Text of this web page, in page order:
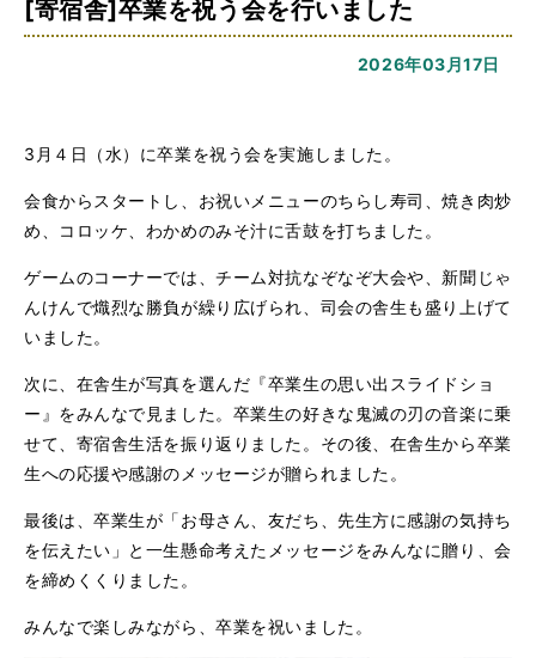
[寄宿舎]卒業を祝う会を行いました
2026年03月17日
3月４日（水）に卒業を祝う会を実施しました。
会食からスタートし、お祝いメニューのちらし寿司、焼き肉炒
め、コロッケ、わかめのみそ汁に舌鼓を打ちました。
ゲームのコーナーでは、チーム対抗なぞなぞ大会や、新聞じゃ
んけんで熾烈な勝負が繰り広げられ、司会の舎生も盛り上げて
いました。
次に、在舎生が写真を選んだ『卒業生の思い出スライドショ
ー』をみんなで見ました。卒業生の好きな鬼滅の刃の音楽に乗
せて、寄宿舎生活を振り返りました。その後、在舎生から卒業
生への応援や感謝のメッセージが贈られました。
最後は、卒業生が「お母さん、友だち、先生方に感謝の気持ち
を伝えたい」と一生懸命考えたメッセージをみんなに贈り、会
を締めくくりました。
みんなで楽しみながら、卒業を祝いました。